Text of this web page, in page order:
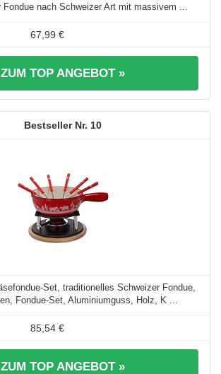
nach Schweizer Art mit massivem ...
67,99 €
ZUM TOP ANGEBOT »
10
Set, traditionelles Schweizer Fondue,
Fondue-Set, Aluminiumguss, Holz, K ...
85,54 €
ZUM TOP ANGEBOT »